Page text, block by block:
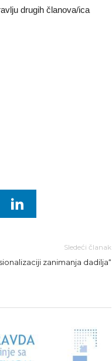
drugih članova/ica
Sledeći članak
zanimanja dadilja“